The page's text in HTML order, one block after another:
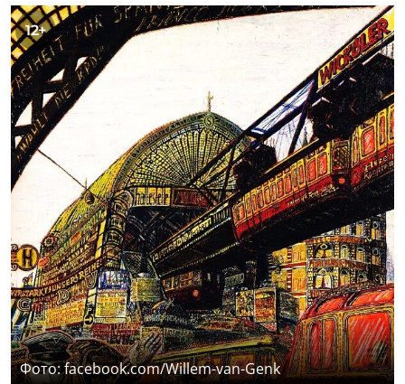
12+
Фото: facebook.com/Willem-van-Genk